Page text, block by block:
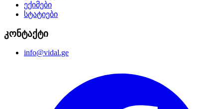
ექიმები
სტატიები
კონტაქტი
info@vidal.ge